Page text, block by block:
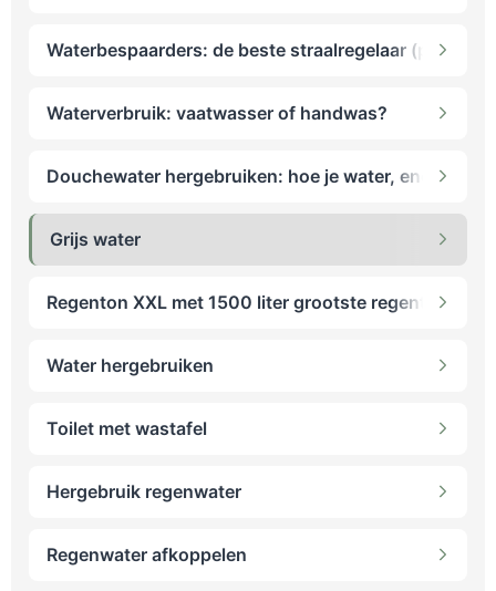
Waterbespaarders: de beste straalregelaar (perlator)
Waterverbruik: vaatwasser of handwas?
Douchewater hergebruiken: hoe je water, energie
Grijs water
Regenton XXL met 1500 liter grootste regenton
Water hergebruiken
Toilet met wastafel
Hergebruik regenwater
Regenwater afkoppelen